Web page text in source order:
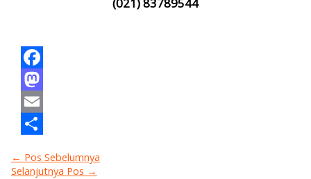
Facebook
Mastodon
Email
← Pos Sebelumnya
Selanjutnya Pos →